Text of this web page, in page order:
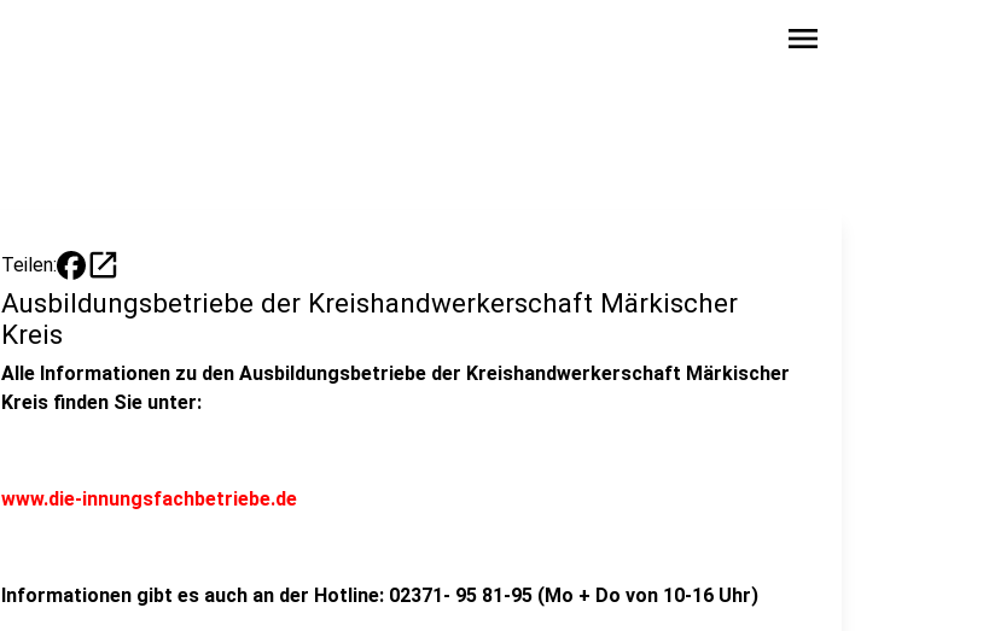
menu
Teilen: open_in_new
Ausbildungsbetriebe der Kreishandwerkerschaft Märkischer
Kreis
Alle Informationen zu den Ausbildungsbetriebe der Kreishandwerkerschaft Märkischer
Kreis finden Sie unter:
www.die-innungsfachbetriebe.de
Informationen gibt es auch an der Hotline: 02371- 95 81-95 (Mo + Do von 10-16 Uhr)